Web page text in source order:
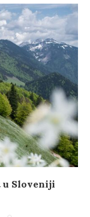
u Sloveniji